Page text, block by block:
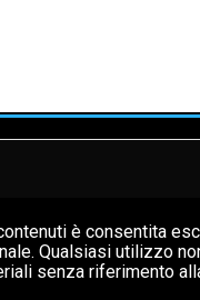
è consentita
Qualsiasi utilizzo
senza riferimento